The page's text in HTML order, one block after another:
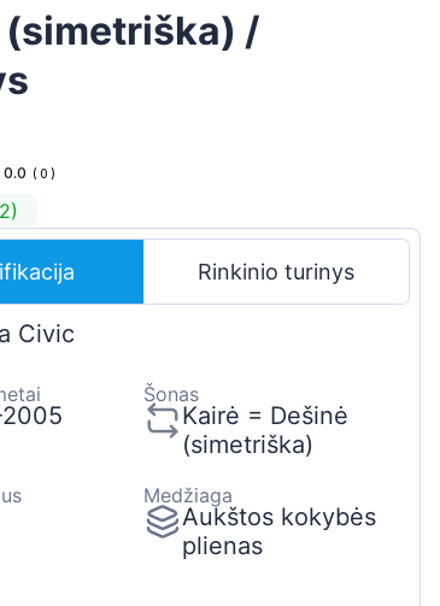
Suomen
Latvian
Slovenčina
(simetriška) /
0.0 ( 0 )
Rinkinio turinys
Civic
Šonas
Kairė = Dešinė
(simetriška)
Medžiaga
Aukštos kokybės
plienas